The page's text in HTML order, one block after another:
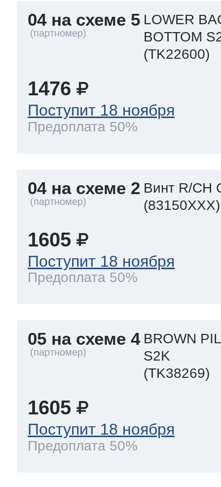
04 на схеме 5 LOWER
BOTTOM
(TK22600)
1476
Поступит 18 ноября
Предоплата 50%
04 на схеме 2 Винт R/CH
(83150XXX)
1605
Поступит 18 ноября
Предоплата 50%
05 на схеме 4 BROWN
S2K
(TK38269)
1605
Поступит 18 ноября
Предоплата 50%